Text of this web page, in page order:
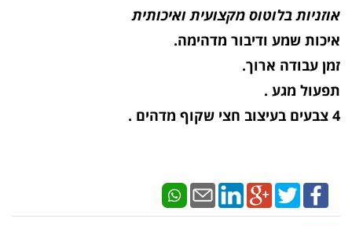
אוזניות בלוטוס מקצועית ואיכותית
איכות שמע ודיבור מדהימה.
זמן עבודה ארוך.
תפעול מגע .
4 צבעים בעיצוב חצי שקוף מדהים .